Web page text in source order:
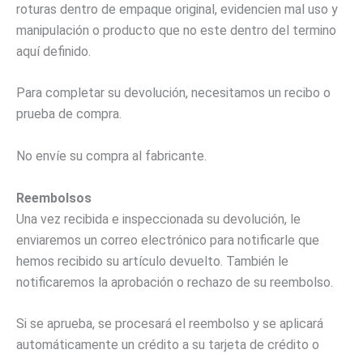
roturas dentro de empaque original, evidencien mal uso y
manipulación o producto que no este dentro del termino
aquí definido.
Para completar su devolución, necesitamos un recibo o
prueba de compra.
No envíe su compra al fabricante.
Reembolsos
Una vez recibida e inspeccionada su devolución, le
enviaremos un correo electrónico para notificarle que
hemos recibido su artículo devuelto. También le
notificaremos la aprobación o rechazo de su reembolso.
Si se aprueba, se procesará el reembolso y se aplicará
automáticamente un crédito a su tarjeta de crédito o